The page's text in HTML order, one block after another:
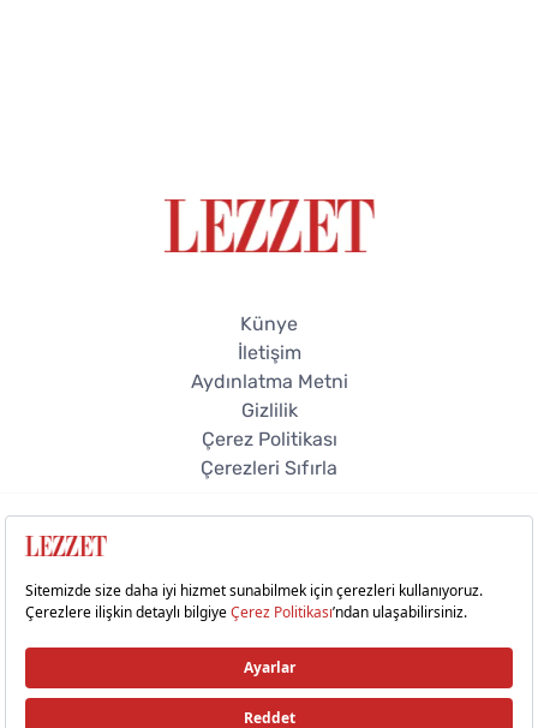
Künye
İletişim
Aydınlatma Metni
Gizlilik
Çerez Politikası
Çerezleri Sıfırla
© 2026 Lezzet Online. Tüm hakları saklıdır.